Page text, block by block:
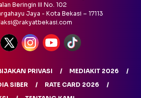
Beringin III No. 102
Jaya - Kota Bekasi – 17113
PRIVASI
MEDIAKIT 2026
SIBER
RATE CARD 2026